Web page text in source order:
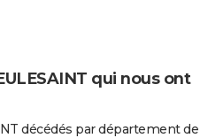
qui nous ont
décédés par département de